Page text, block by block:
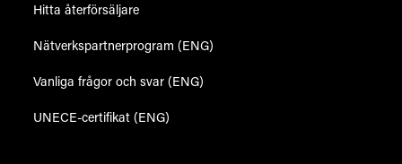
Hitta återförsäljare
Nätverkspartnerprogram (ENG)
Vanliga frågor och svar (ENG)
UNECE-certifikat (ENG)